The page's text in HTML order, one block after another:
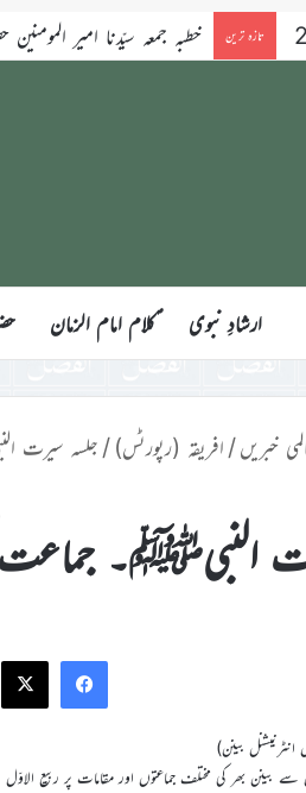
تازہ ترین خطبہ جمعہ سیّدنا امیر المومنین حضرت
ارشادِ نبوی ؑکلام امام الزمان
خبریں/ افریقہ (رپورٹس) / جلسہ سیرت
النبیﷺ۔ جماعت
انٹرنیشنل بینن)
سے بینن بھر کی مختلف جماعتوں اور مقامات پر ربیع